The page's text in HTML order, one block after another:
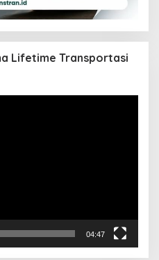
Lifetime Transportasi
04:47